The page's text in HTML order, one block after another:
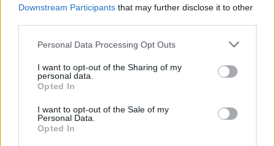
Downstream Participants that may further disclose it to other
Please note that this website/app uses one or more Google
not limited to your visit or usage behaviour. You may click to
grant or deny consent to Google and its third-party tags to
use your data for below specified purposes in below Google
consent section.
Personal Data Processing Opt Outs
I want to opt-out of the Sharing of my
personal data.
Opted In
I want to opt-out of the Sale of my
Personal Data.
Opted In
FUORI PORTA